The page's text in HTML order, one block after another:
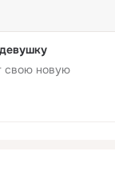
свою новую